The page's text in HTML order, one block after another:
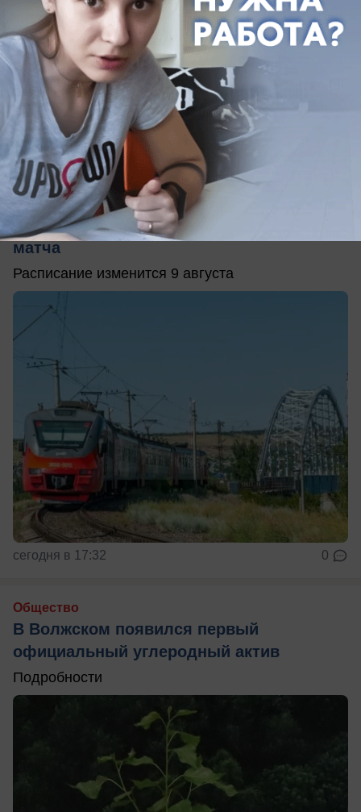
сегодня в 18:32
Общество
Для болельщиков из Волжского пустят
дополнительную электричку после
матча
Расписание изменится 9 августа
сегодня в 17:32 0
Общество
В Волжском появился первый
официальный углеродный актив
Подробности